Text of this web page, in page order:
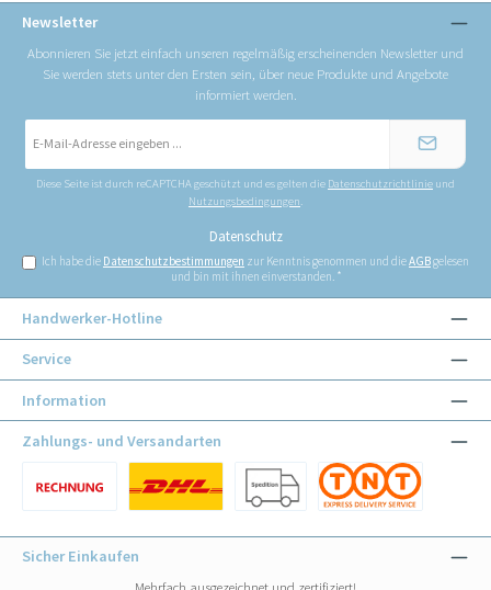
Newsletter
Abonnieren Sie jetzt einfach unseren regelmäßig erscheinenden Newsletter und
Sie werden stets unter den Ersten sein, über neue Produkte und Angebote
informiert werden.
Mail-
Diese Seite ist durch reCAPTCHA geschützt und es gelten die Datenschutzrichtlinie und
Nutzungsbedingungen.
Datenschutz
Ich habe die Datenschutzbestimmungen zur Kenntnis genommen und dieAGBgelesen
und bin mit ihnen einverstanden. *
Handwerker-Hotline
Service
Information
Zahlungs- und Versandarten
Sicher Einkaufen